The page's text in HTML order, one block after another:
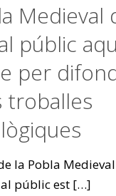
Medieval
públic
per
troballes
la Pobla
públic est […]